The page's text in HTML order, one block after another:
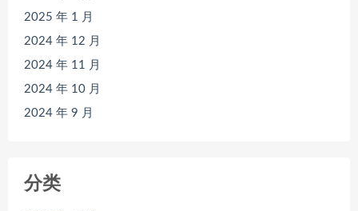
2025 年 1 月
2024 年 12 月
2024 年 11 月
2024 年 10 月
2024 年 9 月
分类